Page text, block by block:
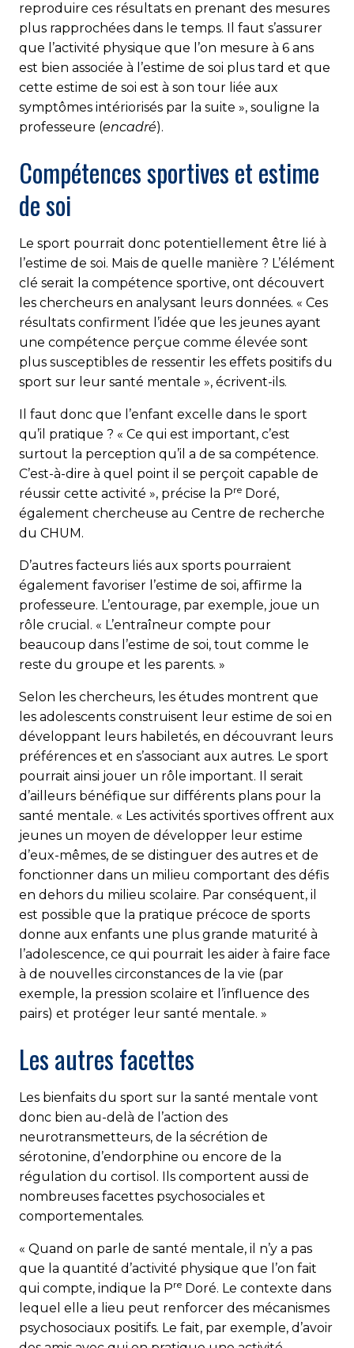
reproduire ces résultats en prenant des mesures
plus rapprochées dans le temps. Il faut s’assurer
que l’activité physique que l’on mesure à 6 ans
est bien associée à l’estime de soi plus tard et que
cette estime de soi est à son tour liée aux
symptômes intériorisés par la suite », souligne la
professeure (encadré).
Compétences sportives et estime
de soi
Le sport pourrait donc potentiellement être lié à
l’estime de soi. Mais de quelle manière ? L’élément
clé serait la compétence sportive, ont découvert
les chercheurs en analysant leurs données. « Ces
résultats confirment l’idée que les jeunes ayant
une compétence perçue comme élevée sont
plus susceptibles de ressentir les effets positifs du
sport sur leur santé mentale », écrivent-ils.
Il faut donc que l’enfant excelle dans le sport
qu’il pratique ? « Ce qui est important, c’est
surtout la perception qu’il a de sa compétence.
C’est-à-dire à quel point il se perçoit capable de
réussir cette activité », précise la Pre Doré,
également chercheuse au Centre de recherche
du CHUM.
D’autres facteurs liés aux sports pourraient
également favoriser l’estime de soi, affirme la
professeure. L’entourage, par exemple, joue un
rôle crucial. « L’entraîneur compte pour
beaucoup dans l’estime de soi, tout comme le
reste du groupe et les parents. »
Selon les chercheurs, les études montrent que
les adolescents construisent leur estime de soi en
développant leurs habiletés, en découvrant leurs
préférences et en s’associant aux autres. Le sport
pourrait ainsi jouer un rôle important. Il serait
d’ailleurs bénéfique sur différents plans pour la
santé mentale. « Les activités sportives offrent aux
jeunes un moyen de développer leur estime
d’eux-mêmes, de se distinguer des autres et de
fonctionner dans un milieu comportant des défis
en dehors du milieu scolaire. Par conséquent, il
est possible que la pratique précoce de sports
donne aux enfants une plus grande maturité à
l’adolescence, ce qui pourrait les aider à faire face
à de nouvelles circonstances de la vie (par
exemple, la pression scolaire et l’influence des
pairs) et protéger leur santé mentale. »
Les autres facettes
Les bienfaits du sport sur la santé mentale vont
donc bien au-delà de l’action des
neurotransmetteurs, de la sécrétion de
sérotonine, d’endorphine ou encore de la
régulation du cortisol. Ils comportent aussi de
nombreuses facettes psychosociales et
comportementales.
« Quand on parle de santé mentale, il n’y a pas
que la quantité d’activité physique que l’on fait
qui compte, indique la Pre Doré. Le contexte dans
lequel elle a lieu peut renforcer des mécanismes
psychosociaux positifs. Le fait, par exemple, d’avoir